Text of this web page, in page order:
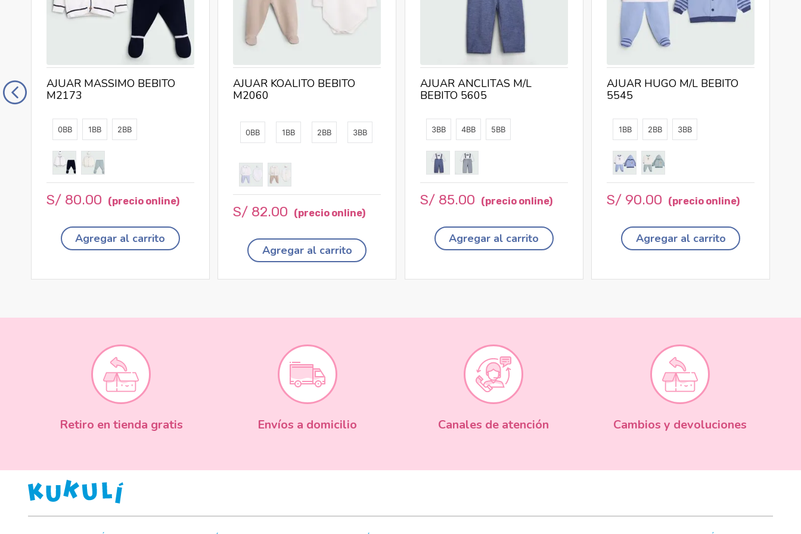
0BB 1BB 2BB
AJUAR MASSIMO BEBITO
M2173
S/ 80.00
Agregar al carrito
0BB 1BB 2BB 3BB
AJUAR KOALITO BEBITO
M2060
S/ 82.00
Agregar al carrito
3BB 4BB 5BB
AJUAR ANCLITAS M/L
BEBITO 5605
S/ 85.00
Agregar al carrito
1BB 2BB 3BB
AJUAR HUGO M/L BEBITO
5545
S/ 90.00
Agregar al carrito
Retiro en tienda gratis Envíos a domicilio Canales de atención Cambios y devoluciones